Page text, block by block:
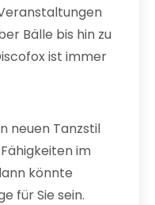
Bälle bis hin zu
ist immer
neuen Tanzstil
im
könnte
für Sie sein.